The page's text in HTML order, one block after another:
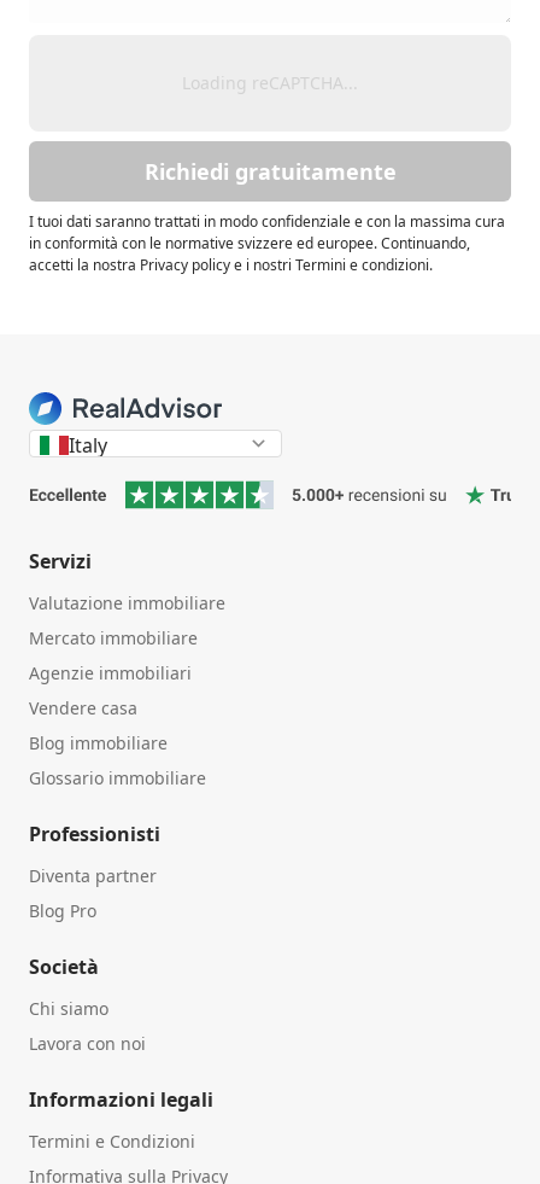
Loading reCAPTCHA...
Richiedi gratuitamente
I tuoi dati saranno trattati in modo confidenziale e con la massima cura
in conformità con le normative svizzere ed europee. Continuando,
accetti la nostra Privacy policy e i nostri Termini e condizioni.
Italy
Servizi
Valutazione immobiliare
Mercato immobiliare
Agenzie immobiliari
Vendere casa
Blog immobiliare
Glossario immobiliare
Professionisti
Diventa partner
Blog Pro
Società
Chi siamo
Lavora con noi
Informazioni legali
Termini e Condizioni
Informativa sulla Privacy